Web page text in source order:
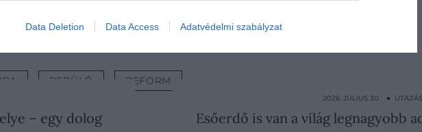
Data Deletion Data Access Adatvédelmi szabályzat
REPÜLŐ REFORM
– egy dolog
2026. JÚLIUS 30. ● UTAZÁS
Esőerdő is van a világ legnagyobb